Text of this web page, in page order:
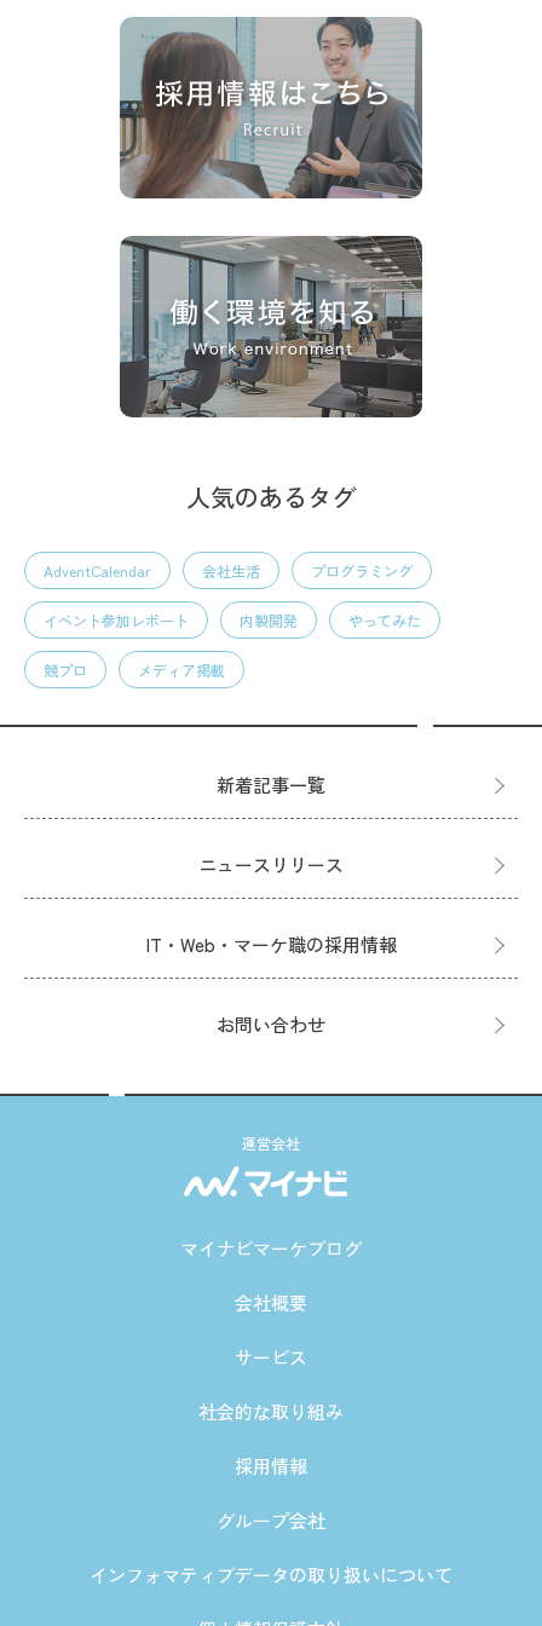
人気のあるタグ
AdventCalendar 会社生活 プログラミング
イベント参加レポート 内製開発 やってみた
競プロ メディア掲載
新着記事一覧
ニュースリリース
IT・Web・マーケ職の採用情報
お問い合わせ
運営会社
マイナビマーケブログ
会社概要
サービス
社会的な取り組み
採用情報
グループ会社
インフォマティブデータの取り扱いについて